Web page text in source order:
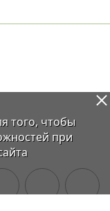
того, чтобы
при